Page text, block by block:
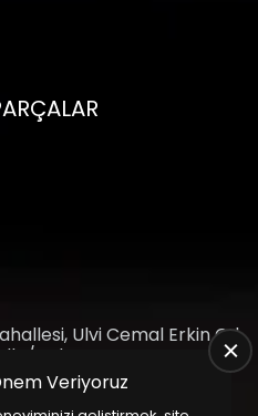
Ulvi Cemal Erkin Cd.
Ankara
Veriyoruz